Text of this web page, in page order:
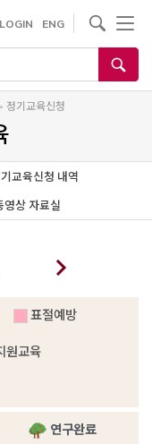
LOGIN ENG
정기교육신청
교육신청 내역
영상 자료실
표절예방
원교육
연구완료